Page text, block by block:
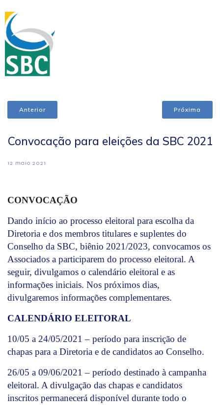
Anterior Próxima
Convocação para eleições da SBC 2021
12 maio 2021
CONVOCAÇÃO
Dando início ao processo eleitoral para escolha da
Diretoria e dos membros titulares e suplentes do
Conselho da SBC, biênio 2021/2023, convocamos os
Associados a participarem do processo eleitoral. A
seguir, divulgamos o calendário eleitoral e as
informações iniciais. Nos próximos dias,
divulgaremos informações complementares.
CALENDÁRIO ELEITORAL
10/05 a 24/05/2021 – período para inscrição de
chapas para a Diretoria e de candidatos ao Conselho.
26/05 a 09/06/2021 – período destinado à campanha
eleitoral. A divulgação das chapas e candidatos
inscritos permanecerá disponível durante todo o